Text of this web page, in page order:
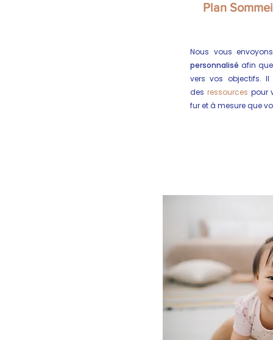
Plan
Nous vous
personnalisé afin
vers vos objectifs.
des ressources pour
fur et à mesure que